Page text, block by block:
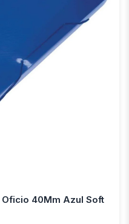
40Mm Azul Soft